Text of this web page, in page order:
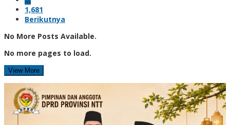
1,681
Berikutnya
No More Posts Available.
No more pages to load.
View More